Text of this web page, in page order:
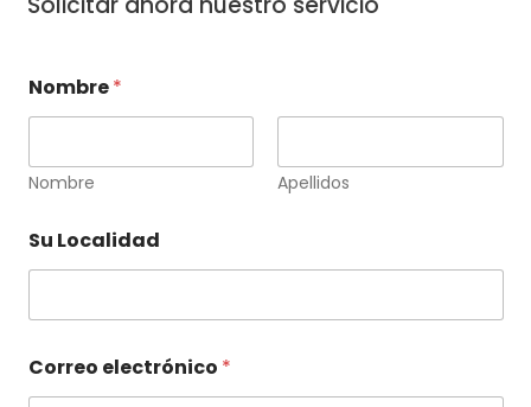
Nombre*
Nombre Apellidos
Su Localidad
Correo electrónico *